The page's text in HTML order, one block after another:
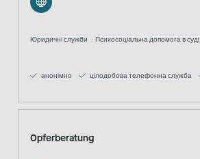
Юридичні служби Психосоціальна допомога в суді
анонімно цілодобова телефонна служба
Opferberatung